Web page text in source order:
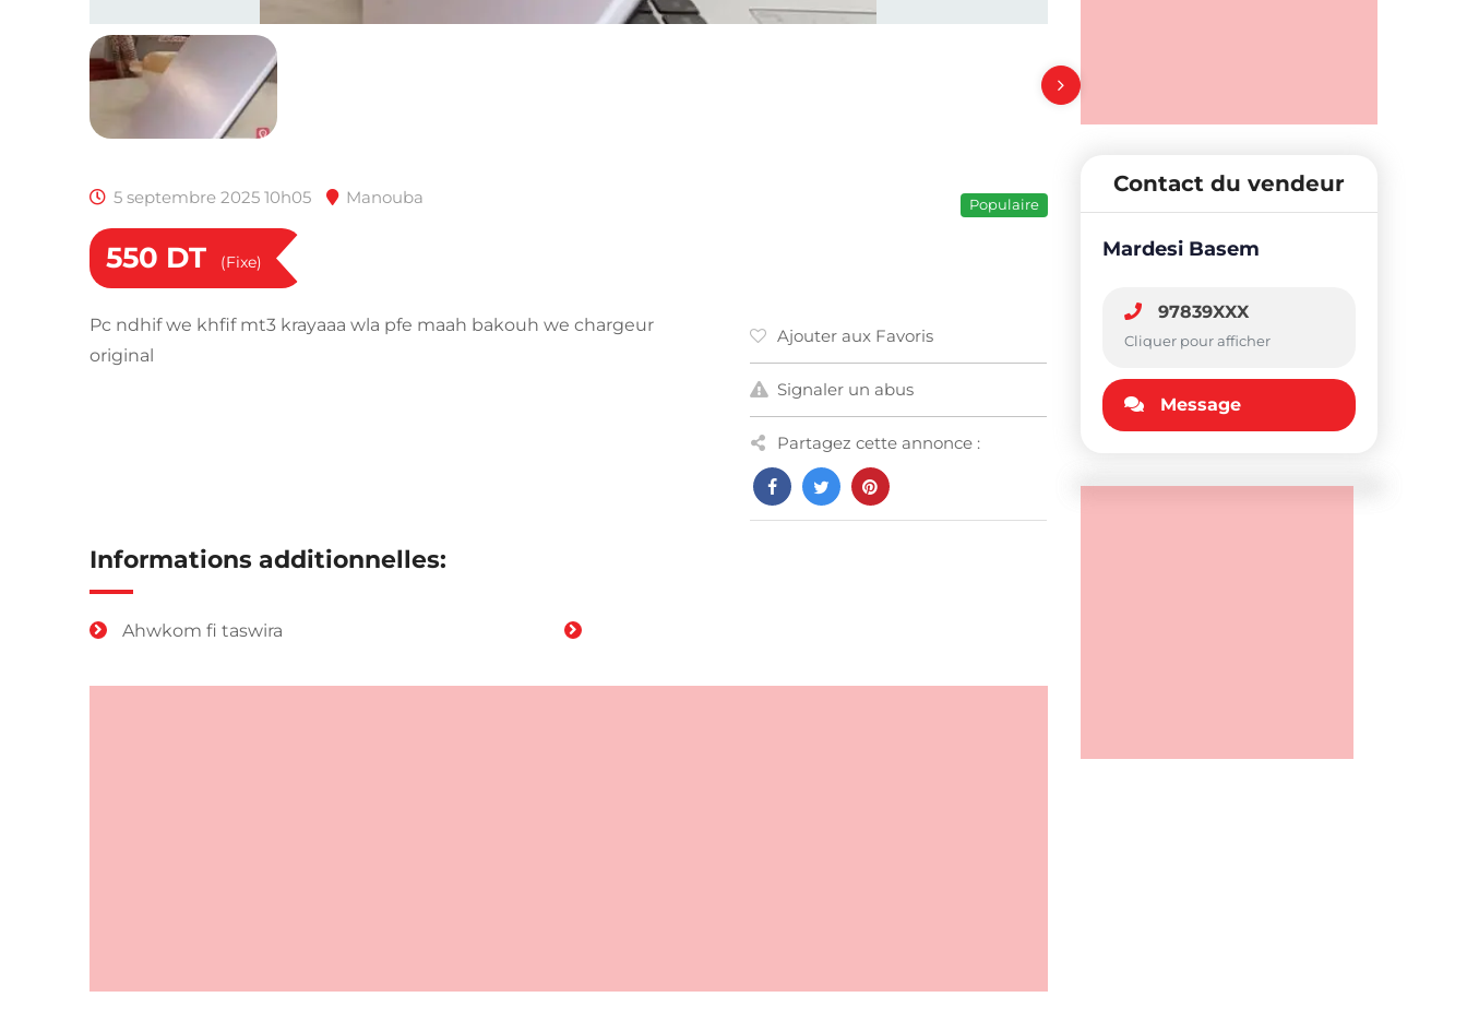
5 septembre 2025 10h05 Manouba Populaire
550 DT (Fixe)
Pc ndhif we khfif mt3 krayaaa wla pfe maah bakouh we chargeur
original
Ajouter aux Favoris
Signaler un abus
Partagez cette annonce :
Informations additionnelles:
Ahwkom fi taswira
Contact du vendeur
Mardesi Basem
97839XXX
Cliquer pour afficher
Message